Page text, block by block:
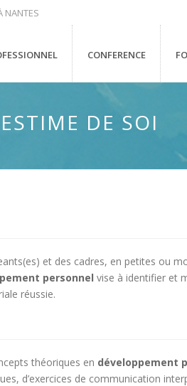
NANTES
CONFERENCE
DE SOI
et des cadres, en petites ou
personnel vise à identifier et
réussie.
théoriques en développement
d’exercices de communication